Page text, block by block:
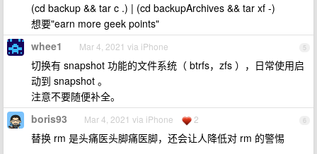
(cd backup && tar c .) | (cd backupArchives && tar xf -)
想要"earn more geek points"
5
whee1 Mar 4, 2021 via iPhone
切换有 snapshot 功能的文件系统（ btrfs，zfs ），日常使用启
动到 snapshot 。
注意不要随便补全。
6
boris93 Mar 4, 2021 via iPhone 2
替换 rm 是头痛医头脚痛医脚，还会让人降低对 rm 的警惕